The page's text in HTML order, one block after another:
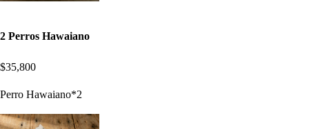
2 Perros Hawaiano
$35,800
Perro Hawaiano*2